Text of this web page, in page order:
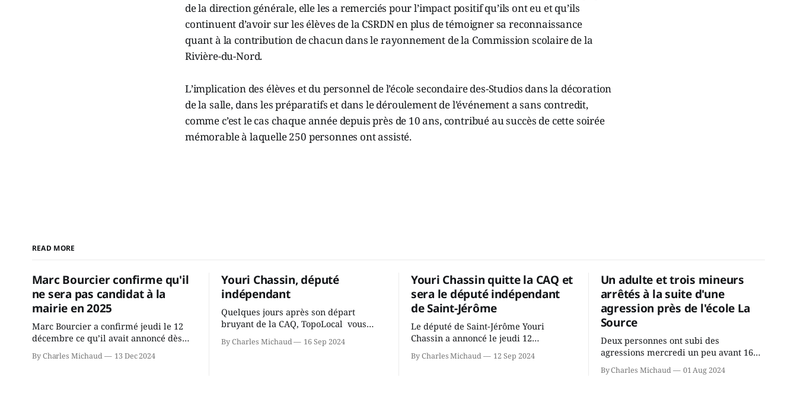
de la direction générale, elle les a remerciés pour l’impact positif qu’ils ont eu et qu’ils
continuent d’avoir sur les élèves de la CSRDN en plus de témoigner sa reconnaissance
quant à la contribution de chacun dans le rayonnement de la Commission scolaire de la
Rivière-du-Nord.
L’implication des élèves et du personnel de l’école secondaire des-Studios dans la décoration
de la salle, dans les préparatifs et dans le déroulement de l’événement a sans contredit,
comme c’est le cas chaque année depuis près de 10 ans, contribué au succès de cette soirée
mémorable à laquelle 250 personnes ont assisté.
READ MORE
Marc Bourcier confirme qu'il
ne sera pas candidat à la
mairie en 2025
Marc Bourcier a confirmé jeudi le 12
décembre ce qu’il avait annoncé dès
2021: il ne sollicitera pas de deuxième
mandat à titre de maire de Saint-
By Charles Michaud 13 Dec 2024
Youri Chassin, député
indépendant
Quelques jours après son départ
bruyant de la CAQ, TopoLocal vous
présente une conversation avec Youri
Chassin. Nous avons causé de sa
By Charles Michaud 16 Sep 2024
Youri Chassin quitte la CAQ et
sera le député indépendant
de Saint-Jérôme
Le député de Saint-Jérôme Youri
Chassin a annoncé le jeudi 12
septembre qu'il quitte le caucus de la
Coalition Avenir Québec de François
By Charles Michaud 12 Sep 2024
Un adulte et trois mineurs
arrêtés à la suite d'une
agression près de l'école La
Source
Deux personnes ont subi des
agressions mercredi un peu avant 16h
à proximité de l'école primaire La
Source dans le secteur Bellefeuille de
By Charles Michaud 01 Aug 2024